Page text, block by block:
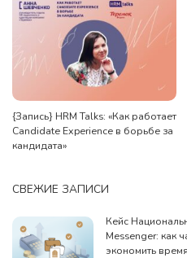
{Запись} HRM Talks: «Как работает
Candidate Experience в борьбе за
кандидата»
СВЕЖИЕ ЗАПИСИ
Кейс
Messenger: как
экономить